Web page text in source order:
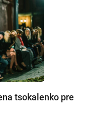
tsokalenko pre